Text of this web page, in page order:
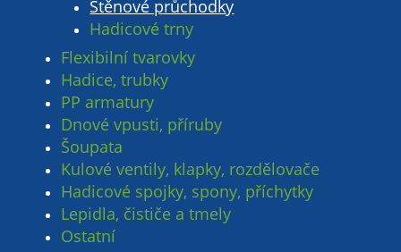
Stěnové průchodky
Hadicové trny
Flexibilní tvarovky
Hadice, trubky
PP armatury
Dnové vpusti, příruby
Šoupata
Kulové ventily, klapky, rozdělovače
Hadicové spojky, spony, příchytky
Lepidla, čističe a tmely
Ostatní